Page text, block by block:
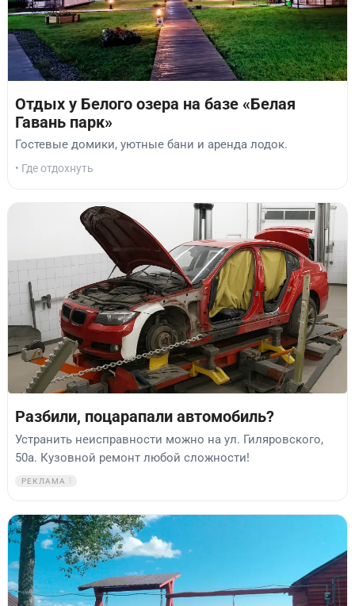
Отдых у Белого озера на базе «Белая
Гавань парк»
Гостевые домики, уютные бани и аренда лодок.
• Где отдохнуть
Разбили, поцарапали автомобиль?
Устранить неисправности можно на ул. Гиляровского,
50а. Кузовной ремонт любой сложности!
РЕКЛАМА